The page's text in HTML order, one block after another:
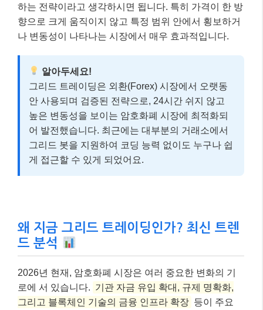
하는 전략이라고 생각하시면 됩니다. 특히 가격이 한 방
향으로 크게 움직이지 않고 특정 범위 안에서 횡보하거
나 변동성이 나타나는 시장에서 매우 효과적입니다.
알아두세요!
그리드 트레이딩은 외환(Forex) 시장에서 오랫동
안 사용되며 검증된 전략으로, 24시간 쉬지 않고
높은 변동성을 보이는 암호화폐 시장에 최적화되
어 발전했습니다. 최근에는 대부분의 거래소에서
그리드 봇을 지원하여 코딩 능력 없이도 누구나 쉽
게 접근할 수 있게 되었어요.
왜 지금 그리드 트레이딩인가? 최신 트렌
드 분석
2026년 현재, 암호화폐 시장은 여러 중요한 변화의 기
로에 서 있습니다. 기관 자금 유입 확대, 규제 명확화,
그리고 블록체인 기술의 금융 인프라 확장 등이 주요